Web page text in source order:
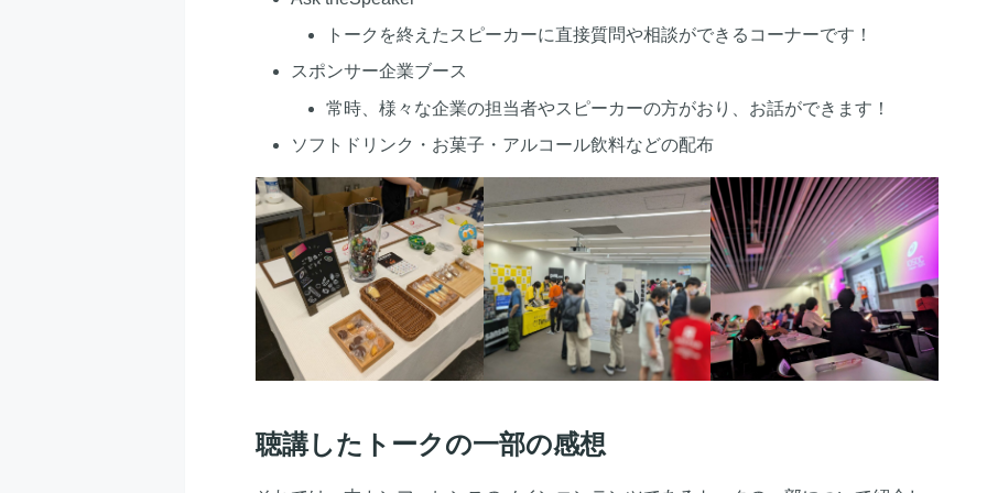
トークを終えたスピーカーに直接質問や相談ができるコーナーです！
スポンサー企業ブース
常時、様々な企業の担当者やスピーカーの方がおり、お話ができます！
ソフトドリンク・お菓子・アルコール飲料などの配布
聴講したトークの一部の感想